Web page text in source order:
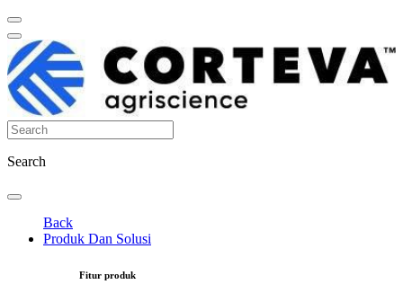
Search
Back
Produk Dan Solusi
Fitur produk